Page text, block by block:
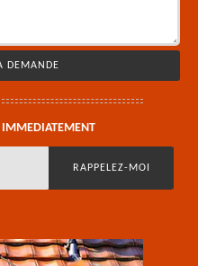
IMMEDIATEMENT